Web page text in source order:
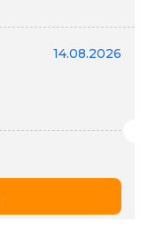
14.08.2026